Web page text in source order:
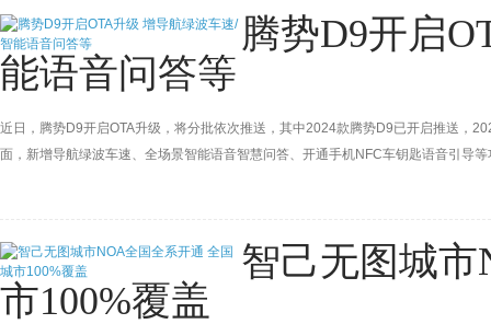
腾势D9开启
能语音问答等
近日，腾势D9开启OTA升级，将分批依次推送，其中2024款腾势D9已开启推送，
面，新增导航绿波车速、全场景智能语音智慧问答、开通手机NFC车钥匙语音引导等
智己无图城
市100%覆盖